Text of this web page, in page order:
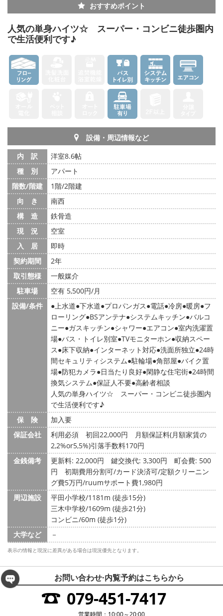
おすすめポイント
人気の単身ハイツ☆ スーパー・コンビニ徒歩圏内
で生活便利です♪
設備・周辺情報など
内 訳
洋室8.6帖
種 別
アパート
階数/階建
1階/2階建
向 き
南西
構 造
鉄骨造
現 況
空室
入 居
即時
契約期間
2年
取引態様
一般媒介
駐車場
空有 5,500円/月
設備/条件
上水道 下水道 プロパンガス 電話 冷房 暖房 フ
ローリング BSアンテナ システムキッチン バルコ
ニー ガスキッチン シャワー エアコン 室内洗濯置
場 バス・トイレ別室 TVモニターホン 収納スペー
ス 床下収納 インターネット対応 洗面所独立 24時
間セキュリティシステム 駐輪場 角部屋 バイク置
場 防犯カメラ 日当たり良好 閑静な住宅街 24時間
換気システム 保証人不要 高齢者相談
人気の単身ハイツ☆ スーパー・コンビニ徒歩圏内
で生活便利です♪
保 険
加入要
保証会社
利用必須 初回22,000円 月額保証料(月額家賃の
2,2%or5,5%)引落手数料170円
金銭備考
更新料: 22,000円 鍵交換代: 3,300円
町会費: 500
円
初期費用分割可/カード決済可/定額クリーニン
グ費5万円/ruumサポート費1,980円
周辺施設
平田小学校/1181m (徒歩15分)
三木中学校/1609m (徒歩21分)
コンビニ/60m (徒歩1分)
大学など
－
表示の情報と現況に差異がある場合は現況優先となります。
お問い合わせ·内覧予約はこちらから
079-451-7417
営業時間：10:00～20:00